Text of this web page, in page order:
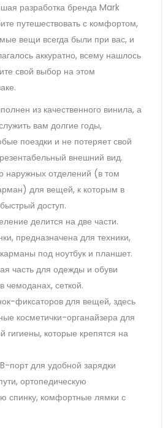
разработка бренда Mark
путешествовать с комфортом,
вещи всегда были при вас, и
аккуратно, всему нашлось
свой выбор на этом
из качественного винила, а
вам долгие годы,
поездки и не потеряет свой
внешний вид.
наружных отделений (в том
для вещей, к которым в
доступ.
делится на две части.
предназначена для техники,
под ноутбук и планшет.
часть для одежды и обуви
чемоданах, сеткой.
фиксаторов для вещей, здесь
косметички-органайзера для
гигиены, которые крепятся на
порт для удобной зарядки
ортопедическую
спинку, комфортные лямки с